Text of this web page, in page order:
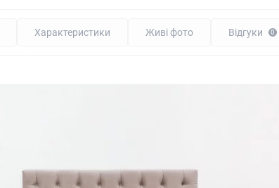
Характеристики Живі фото Відгуки 0